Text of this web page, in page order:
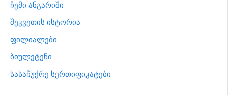
ჩემი ანგარიში
შეკვეთის ისტორია
ფილიალები
ბიულეტენი
სასაჩუქრე სერთიფიკატები